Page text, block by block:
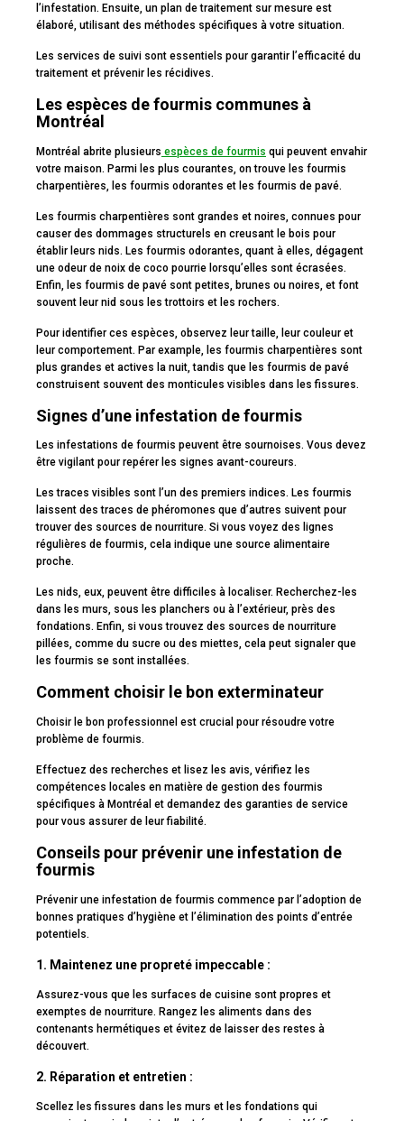
l’infestation. Ensuite, un plan de traitement sur mesure est
élaboré, utilisant des méthodes spécifiques à votre situation.
Les services de suivi sont essentiels pour garantir l’efficacité du
traitement et prévenir les récidives.
Les espèces de fourmis communes à
Montréal
Montréal abrite plusieurs espèces de fourmis qui peuvent envahir
votre maison. Parmi les plus courantes, on trouve les fourmis
charpentières, les fourmis odorantes et les fourmis de pavé.
Les fourmis charpentières sont grandes et noires, connues pour
causer des dommages structurels en creusant le bois pour
établir leurs nids. Les fourmis odorantes, quant à elles, dégagent
une odeur de noix de coco pourrie lorsqu’elles sont écrasées.
Enfin, les fourmis de pavé sont petites, brunes ou noires, et font
souvent leur nid sous les trottoirs et les rochers.
Pour identifier ces espèces, observez leur taille, leur couleur et
leur comportement. Par example, les fourmis charpentières sont
plus grandes et actives la nuit, tandis que les fourmis de pavé
construisent souvent des monticules visibles dans les fissures.
Signes d’une infestation de fourmis
Les infestations de fourmis peuvent être sournoises. Vous devez
être vigilant pour repérer les signes avant-coureurs.
Les traces visibles sont l’un des premiers indices. Les fourmis
laissent des traces de phéromones que d’autres suivent pour
trouver des sources de nourriture. Si vous voyez des lignes
régulières de fourmis, cela indique une source alimentaire
proche.
Les nids, eux, peuvent être difficiles à localiser. Recherchez-les
dans les murs, sous les planchers ou à l’extérieur, près des
fondations. Enfin, si vous trouvez des sources de nourriture
pillées, comme du sucre ou des miettes, cela peut signaler que
les fourmis se sont installées.
Comment choisir le bon exterminateur
Choisir le bon professionnel est crucial pour résoudre votre
problème de fourmis.
Effectuez des recherches et lisez les avis, vérifiez les
compétences locales en matière de gestion des fourmis
spécifiques à Montréal et demandez des garanties de service
pour vous assurer de leur fiabilité.
Conseils pour prévenir une infestation de
fourmis
Prévenir une infestation de fourmis commence par l’adoption de
bonnes pratiques d’hygiène et l’élimination des points d’entrée
potentiels.
1. Maintenez une propreté impeccable :
Assurez-vous que les surfaces de cuisine sont propres et
exemptes de nourriture. Rangez les aliments dans des
contenants hermétiques et évitez de laisser des restes à
découvert.
2. Réparation et entretien :
Scellez les fissures dans les murs et les fondations qui